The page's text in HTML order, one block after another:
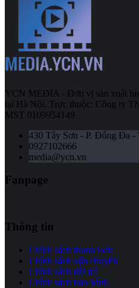
YCN MEDIA - Đơn vị sản xuất
tại Hà Nội. Trực thuộc: Công ty
MST 0109954149
430 Tây Sơn - P. Đống Đa -
0927102666
media@ycn.vn
Fanpage
Thông tin
Chính sách thanh toán
Chính sách vận chuyển
Chính sách đổi trả
Chính sách bảo hành